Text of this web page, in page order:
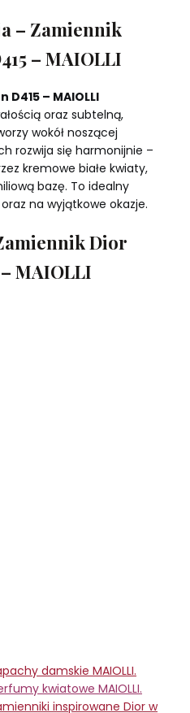
– Zamiennik
– MAIOLLI
– MAIOLLI
oraz subtelną,
wokół noszącej
rozwija się harmonijnie –
kremowe białe kwiaty,
bazę. To idealny
na wyjątkowe okazje.
Dior
MAIOLLI
damskie MAIOLLI.
kwiatowe MAIOLLI.
inspirowane Dior w